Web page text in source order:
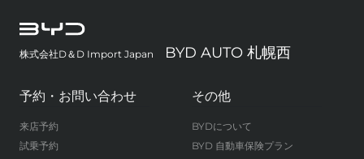
株式会社D＆D Import Japan BYD AUTO 札幌西
予約・お問い合わせ
来店予約
試乗予約
その他
BYDについて
BYD 自動車保険プラン